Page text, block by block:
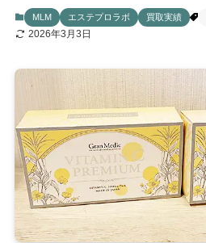
MLM エステプロラボ 買取実績
2026年3月3日